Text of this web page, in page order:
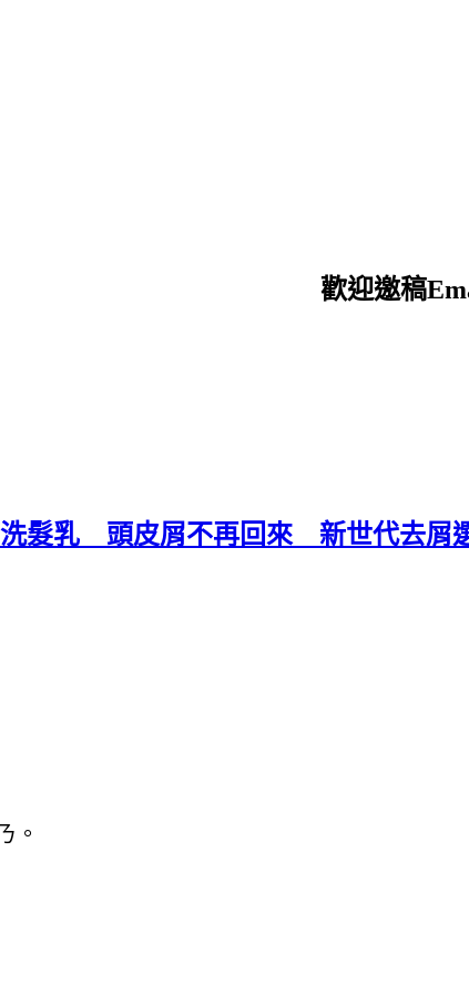
歡迎邀稿Email：
洗髮乳 頭皮屑不再回來 新世代去屑
。